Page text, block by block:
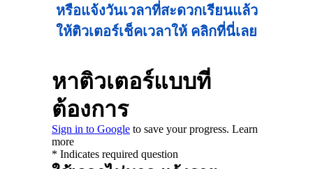
หรือแจ้งวันเวลาที่สะดวกเรียนแล้ว
ให้ติวเตอร์เช็คเวลาให้ คลิกที่นี่เลย